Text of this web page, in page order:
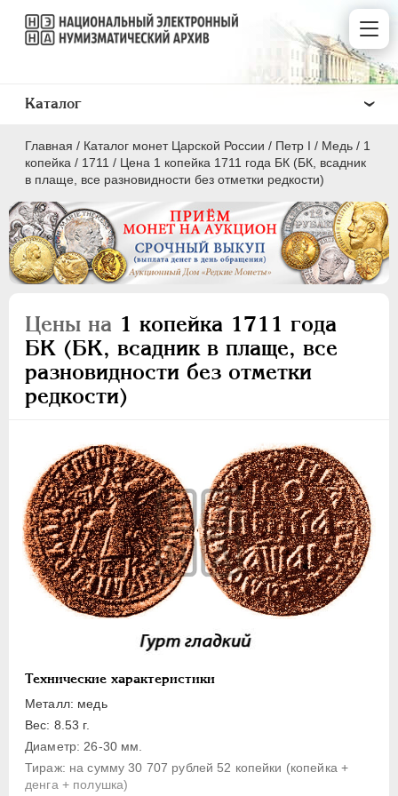
Главная / Каталог монет Царской России / Пeтр I / Медь / 1
копейка / 1711 / Цена 1 копейка 1711 года БК (БК, всадник
в плаще, все разновидности без отметки редкости)
Цены на 1 копейка 1711 года
БК (БК, всадник в плаще, все
разновидности без отметки
редкости)
Технические характеристики
Металл: медь
Вес: 8.53 г.
Диаметр: 26-30 мм.
Тираж: на сумму 30 707 рублей 52 копейки (копейка +
денга + полушка)
Каталог
ПEТР I 1699 - 1725
Серебро
Медь
5 копеек
1 копейка
Полушка
Полполушки
Пробные
Для Речи Посполитой
Монетовидные жетоны
ЕКАТЕРИНА I 1725-1727
1727-1729
АННА ИОАННОВНА 1730-1740
ИОАНН АНТОНОВИЧ
ЕЛИЗАВЕТА
ПЕТР III 1762-1762
ЕКАТЕРИНА II 1762-1796
ПАВЕЛ I 1796-1801